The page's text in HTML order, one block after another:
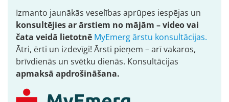
Izmanto jaunākās veselības aprūpes iespējas un
konsultējies ar ārstiem no mājām – video vai
čata veidā lietotnē MyEmerg ārstu konsultācijas.
Ātri, ērti un izdevīgi! Ārsti pieņem – arī vakaros,
brīvdienās un svētku dienās. Konsultācijas
apmaksā apdrošināšana.